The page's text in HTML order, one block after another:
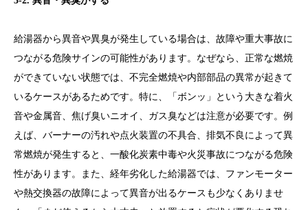
給湯器から異音や異臭が発生している場合は、故障や重大事故に
つながる危険サインの可能性があります。なぜなら、正常な燃焼
ができていない状態では、不完全燃焼や内部部品の異常が起きて
いるケースがあるためです。特に、「ボンッ」という大きな着火
音や金属音、焦げ臭いニオイ、ガス臭などは注意が必要です。例
えば、バーナーの汚れや点火装置の不具合、排気不良によって異
常燃焼が発生すると、一酸化炭素中毒や火災事故につながる危険
性があります。また、経年劣化した給湯器では、ファンモーター
や熱交換器の故障によって異音が出るケースも少なくありませ